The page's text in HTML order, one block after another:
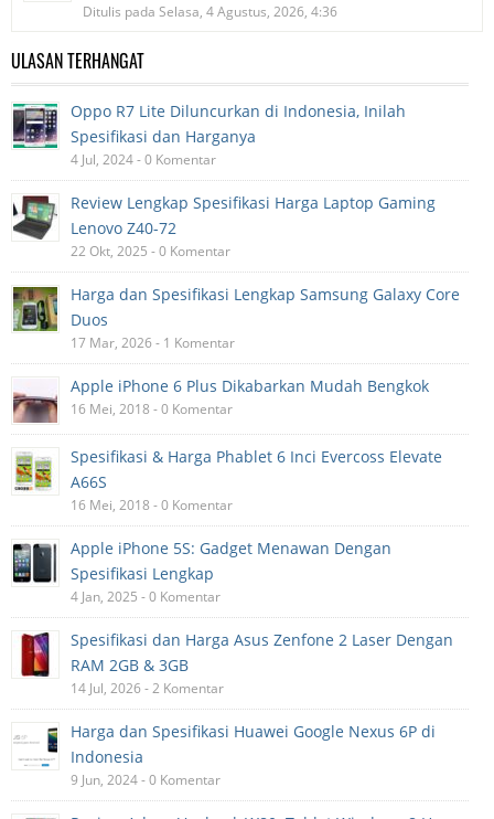
Ditulis pada Selasa, 4 Agustus, 2026, 4:36
ULASAN TERHANGAT
Oppo R7 Lite Diluncurkan di Indonesia, Inilah
Spesifikasi dan Harganya
4 Jul, 2024 - 0 Komentar
Review Lengkap Spesifikasi Harga Laptop Gaming
Lenovo Z40-72
22 Okt, 2025 - 0 Komentar
Harga dan Spesifikasi Lengkap Samsung Galaxy Core
Duos
17 Mar, 2026 - 1 Komentar
Apple iPhone 6 Plus Dikabarkan Mudah Bengkok
16 Mei, 2018 - 0 Komentar
Spesifikasi & Harga Phablet 6 Inci Evercoss Elevate
A66S
16 Mei, 2018 - 0 Komentar
Apple iPhone 5S: Gadget Menawan Dengan
Spesifikasi Lengkap
4 Jan, 2025 - 0 Komentar
Spesifikasi dan Harga Asus Zenfone 2 Laser Dengan
RAM 2GB & 3GB
14 Jul, 2026 - 2 Komentar
Harga dan Spesifikasi Huawei Google Nexus 6P di
Indonesia
9 Jun, 2024 - 0 Komentar